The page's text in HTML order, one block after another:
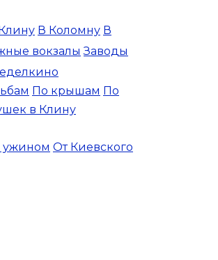
В Коломну В
вокзалы Заводы
По крышам По
в Клину
ужином От Киевского